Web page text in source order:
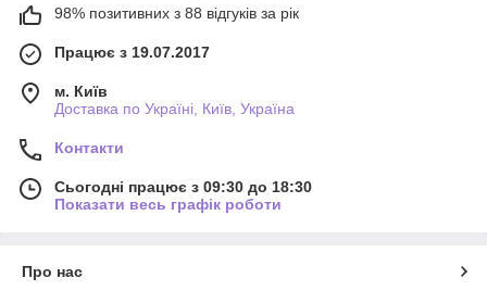
98% позитивних з 88 відгуків за рік
Працює з 19.07.2017
м. Київ
Доставка по Україні, Київ, Україна
Контакти
Сьогодні працює з 09:30 до 18:30
Показати весь графік роботи
Про нас